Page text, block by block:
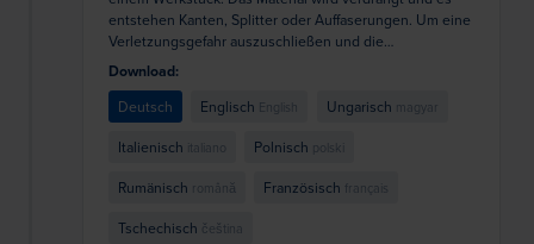
entstehen Kanten, Splitter oder Auffaserungen. Um eine
Verletzungsgefahr auszuschließen und die
Passgenauigkeit des Werkstücks zu gewährleisten,
Download:
Deutsch
Englisch English Ungarisch magyar
Italienisch italiano Polnisch polski
Rumänisch română Französisch français
Tschechisch čeština